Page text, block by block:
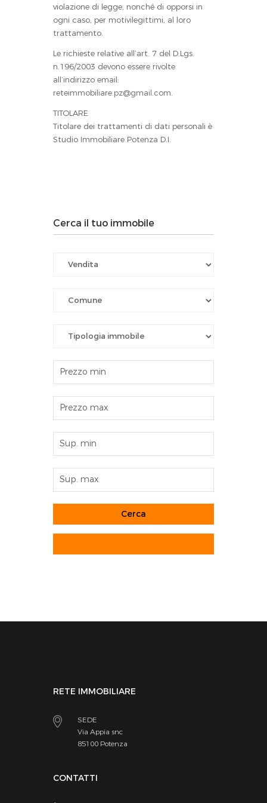
violazione di legge, nonché di opporsi in
ogni caso, per motivilegittimi, al loro
trattamento.
Le richieste relative all’art. 7 del D.Lgs.
n.196/2003 devono essere rivolte
all’indirizzo email:
reteimmobiliare.pz@gmail.com.
TITOLARE
Titolare dei trattamenti di dati personali è
Studio Immobiliare Potenza D.I.
Cerca il tuo immobile
RETE IMMOBILIARE
SEDE
Via Appia snc
85100 Potenza
CONTATTI